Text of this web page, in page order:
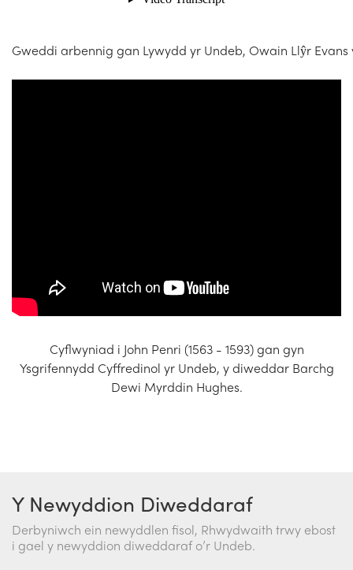
Gweddi arbennig gan Lywydd yr Undeb, Owain Llŷr
Cyflwyniad i John Penri (1563 - 1593) gan gyn
Ysgrifennydd Cyffredinol yr Undeb, y diweddar Barchg
Dewi Myrddin Hughes.
Y Newyddion Diweddaraf
Derbyniwch ein newyddlen fisol, Rhwydwaith trwy ebost
i gael y newyddion diweddaraf o’r Undeb.